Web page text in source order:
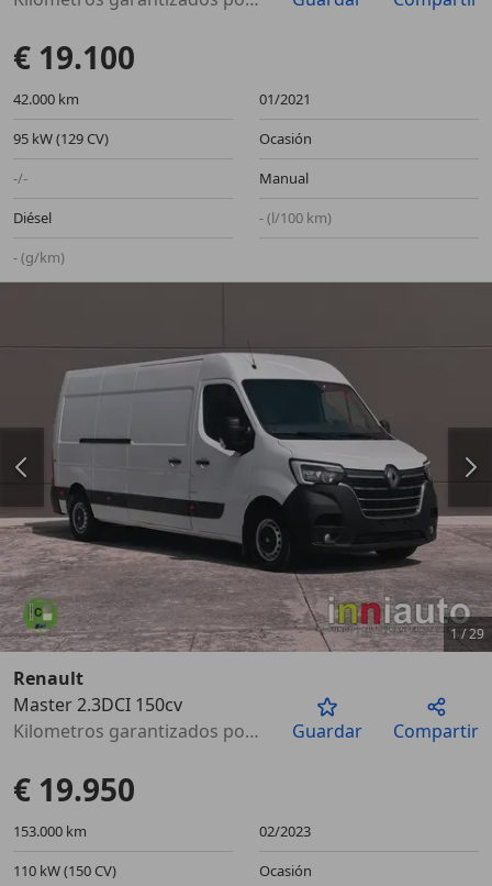
€ 19.100
42.000 km
01/2021
95 kW (129 CV)
Ocasión
-/-
Manual
Diésel
- (l/100 km)
- (g/km)
Anterior
1/29
Renault
Master 2.3DCI 150cv
Kilometros garantizados por escrito
Guardar Compartir
€ 19.950
153.000 km
02/2023
110 kW (150 CV)
Ocasión